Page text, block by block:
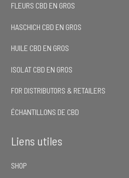
FLEURS CBD EN GROS
HASCHICH CBD EN GROS
HUILE CBD EN GROS
ISOLAT CBD EN GROS
FOR DISTRIBUTORS & RETAILERS
ÉCHANTILLONS DE CBD
Liens utiles
SHOP